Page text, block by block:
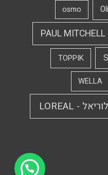
osmo
PAUL MITCHELL
TOPPIK
WELLA
לוריאל - LOREAL